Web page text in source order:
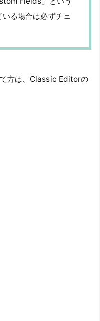
る場合は必ずチェ
方は、Classic Editorの